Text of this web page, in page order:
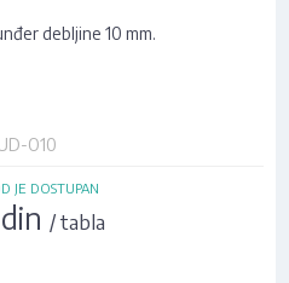
debljine 10 mm.
O10
JE DOSTUPAN
/ tabla